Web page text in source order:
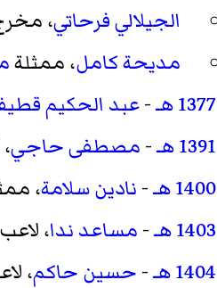
الجيلالي فرحاتي،
مديحة كامل، ممثلة
1377 هـ
-عبد الحكيم
1391 هـ
- مصطفى حاجي
1400 هـ
- نادين سلامة،
1403 هـ
- مساعد ندا، لاعب
1404 هـ
- حسين حاكم،